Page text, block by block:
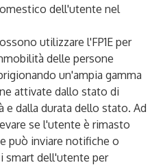
dell'utente nel
utilizzare l'FP1E per
delle persone
un'ampia gamma
attivate dallo stato di
dalla durata dello stato. Ad
se l'utente è rimasto
può inviare notifiche o
smart dell'utente per